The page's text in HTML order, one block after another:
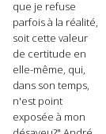
que je refuse
parfois à la réalité,
soit cette valeur
de certitude en
elle-même, qui,
dans son temps,
n'est point
exposée à mon